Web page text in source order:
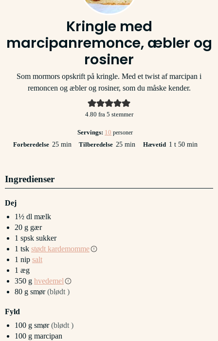
Kringle med
marcipanremonce, æbler og
rosiner
Som mormors opskrift på kringle. Med et twist af marcipan i
remoncen og æbler og rosiner, som du måske kender.
4.80 fra 5 stemmer
Servings: 10 personer
Forberedelse 25minutter
min Tilberedelse 25minutter
min Hævetid 1 time
t 50minutter
min
Ingredienser
Dej
1½ dl mælk
20 g gær
1 spsk sukker
1 tsk stødt kardemomme
1 nip salt
1 æg
350 g hvedemel
80 g smør (blødt )
Fyld
100 g smør (blødt )
100 g marcipan